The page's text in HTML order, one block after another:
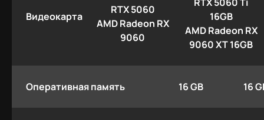
Видеокарта
RTX 5060
AMD Radeon RX
9060
16GB
AMD Radeon RX
9060 XT 16GB
Оперативная память 16 GB 16